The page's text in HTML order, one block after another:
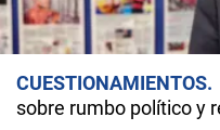
CUESTIONAMIENTOS
sobre rumbo político y